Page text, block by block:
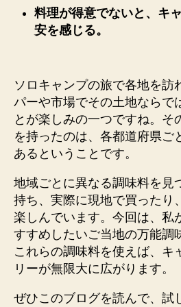
料理が得意でないと、キ
安を感じる。
ソロキャンプの旅で各地を訪
パーや市場でその土地ならで
とが楽しみの一つですね。そ
を持ったのは、各都道府県ご
あるということです。
地域ごとに異なる調味料を見
持ち、実際に現地で買ったり
楽しんでいます。今回は、私
すすめしたいご当地の万能調
これらの調味料を使えば、キ
リーが無限大に広がります。
ぜひこのブログを読んで、試